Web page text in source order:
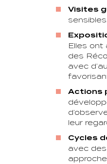
Visites
Elles ont
des
avec
Actions
leur
Cycles
avec